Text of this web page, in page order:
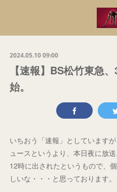
2024.05.10 09:00
【速報】BS松竹東急
始。
いちおう「速報」としています
ュースというより、本日夜に放
12時に出されたというもので、
しいな・・・と思っております。